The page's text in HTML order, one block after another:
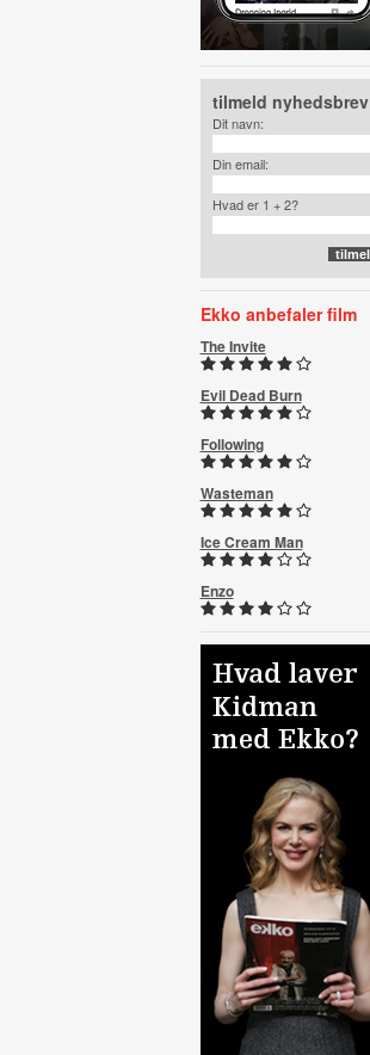
tilmeld nyhedsbrev
Dit navn:
Din email:
Hvad er 1 + 2?
Ekko anbefaler film
The Invite
Evil Dead Burn
Following
Wasteman
Ice Cream Man
Enzo